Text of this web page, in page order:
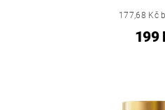
177,68 Kč
199